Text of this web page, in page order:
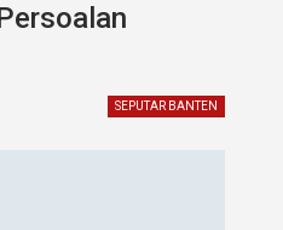
SEPUTAR BANTEN